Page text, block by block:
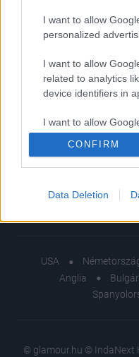
I want to allow
personalized
I want to allow
related to analytics
device identifiers in
I want to allow
related to
I want to allow
related to security,
user protection.
CONFIRM
Data Deletion
Íme a 2023-
The Last of Us
Címke Meghann
Impresszum
Felhasználási feltételek
Előfizetés
USA
Anglia
© glamour.hu © IndaNext